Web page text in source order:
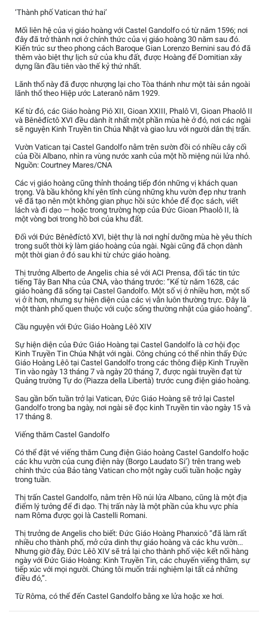
‘Thành phố Vatican thứ hai’
Mối liên hệ của vị giáo hoàng với Castel Gandolfo có từ năm 1596; nơi
đây đã trở thành nơi ở chính thức của vị giáo hoàng 30 năm sau đó.
Kiến trúc sư theo phong cách Baroque Gian Lorenzo Bernini sau đó đã
thêm vào biệt thự lịch sử của khu đất, được Hoàng đế Domitian xây
dựng lần đầu tiên vào thế kỷ thứ nhất.
Lãnh thổ này đã được nhượng lại cho Tòa thánh như một tài sản ngoài
lãnh thổ theo Hiệp ước Lateranô năm 1929.
Kể từ đó, các Giáo hoàng Piô XII, Gioan XXIII, Phalô VI, Gioan Phaolô II
và Bênêđíctô XVI đều dành ít nhất một phần mùa hè ở đó, nơi các ngài
sẽ nguyện Kinh Truyền tin Chúa Nhật và giao lưu với người dân thị trấn.
Vườn Vatican tại Castel Gandolfo nằm trên sườn đồi có nhiều cây cối
của Đồi Albano, nhìn ra vùng nước xanh của một hồ miệng núi lửa nhỏ.
Nguồn: Courtney Mares/CNA
Các vị giáo hoàng cũng thỉnh thoảng tiếp đón những vị khách quan
trọng. Và bầu không khí yên tĩnh cùng những khu vườn đẹp như tranh
vẽ đã tạo nên một không gian phục hồi sức khỏe để đọc sách, viết
lách và đi dạo — hoặc trong trường hợp của Đức Gioan Phaolô II, là
một vòng bơi trong hồ bơi của khu đất.
Đối với Đức Bênêđíctô XVI, biệt thự là nơi nghỉ dưỡng mùa hè yêu thích
trong suốt thời kỳ làm giáo hoàng của ngài. Ngài cũng đã chọn dành
một thời gian ở đó sau khi từ chức giáo hoàng.
Thị trưởng Alberto de Angelis chia sẻ với ACI Prensa, đối tác tin tức
tiếng Tây Ban Nha của CNA, vào tháng trước: “Kể từ năm 1628, các
giáo hoàng đã sống tại Castel Gandolfo. Một số vị ở nhiều hơn, một số
vị ở ít hơn, nhưng sự hiện diện của các vị vẫn luôn thường trực. Đây là
một thành phố quen thuộc với cuộc sống thường nhật của giáo hoàng”.
Cầu nguyện với Đức Giáo Hoàng Lêô XIV
Sự hiện diện của Đức Giáo Hoàng tại Castel Gandolfo là cơ hội đọc
Kinh Truyền Tin Chúa Nhật với ngài. Công chúng có thể nhìn thấy Đức
Giáo Hoàng Lêô tại Castel Gandolfo trong các thông điệp Kinh Truyền
Tin vào ngày 13 tháng 7 và ngày 20 tháng 7, được ngài truyền đạt từ
Quảng trường Tự do (Piazza della Libertà) trước cung điện giáo hoàng.
Sau gần bốn tuần trở lại Vatican, Đức Giáo Hoàng sẽ trở lại Castel
Gandolfo trong ba ngày, nơi ngài sẽ đọc kinh Truyền tin vào ngày 15 và
17 tháng 8.
Viếng thăm Castel Gandolfo
Có thể đặt vé viếng thăm Cung điện Giáo hoàng Castel Gandolfo hoặc
các khu vườn của cung điện này (Borgo Laudato Si’) trên trang web
chính thức của Bảo tàng Vatican cho một ngày cuối tuần hoặc ngày
trong tuần.
Thị trấn Castel Gandolfo, nằm trên Hồ núi lửa Albano, cũng là một địa
điểm lý tưởng để đi dạo. Thị trấn này là một phần của khu vực phía
nam Rôma được gọi là Castelli Romani.
Thị trưởng de Angelis cho biết: Đức Giáo Hoàng Phanxicô “đã làm rất
nhiều cho thành phố, mở cửa dinh thự giáo hoàng và các khu vườn...
Nhưng giờ đây, Đức Lêô XIV sẽ trả lại cho thành phố việc kết nối hàng
ngày với Đức Giáo Hoàng: Kinh Truyền Tin, các chuyến viếng thăm, sự
tiếp xúc với mọi người. Chúng tôi muốn trải nghiệm lại tất cả những
điều đó,”.
Từ Rôma, có thể đến Castel Gandolfo bằng xe lửa hoặc xe hơi.